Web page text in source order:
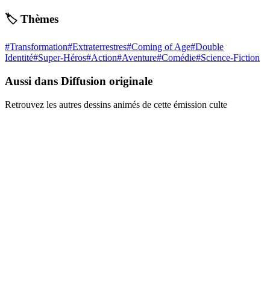
🏷️ Thèmes
#Transformation#Extraterrestres#Coming of Age#Double
Identité#Super-Héros#Action#Aventure#Comédie#Science-Fiction
Aussi dans Diffusion originale
Retrouvez les autres dessins animés de cette émission culte